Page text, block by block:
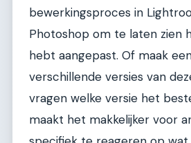
bewerkingsproces in
Photoshop om te laten zien
hebt aangepast. Of maak
verschillende versies van
vragen welke versie het
maakt het makkelijker voor